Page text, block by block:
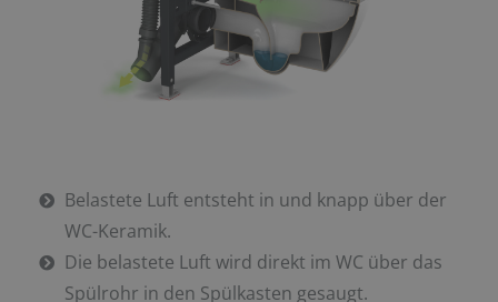
Belastete Luft entsteht in und knapp über der
WC-Keramik.
Die belastete Luft wird direkt im WC über das
Spülrohr in den Spülkasten gesaugt.